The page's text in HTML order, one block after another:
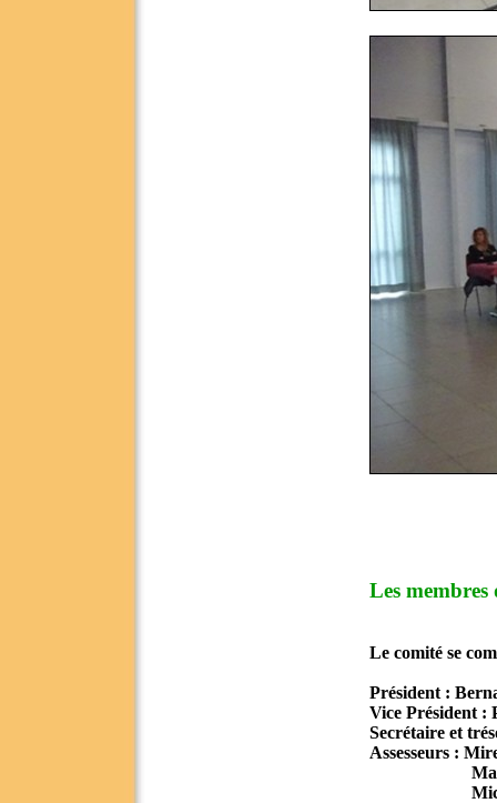
Les membres
Le comité se
Président :
Vice Président :
Secrétaire et
Assesseurs :
Martine et
Michèle